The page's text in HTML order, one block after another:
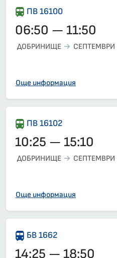
ПВ 16100
06:50 — 11:50
ДОБРИНИЩЕ СЕПТЕМВРИ
Още информация
ПВ 16102
10:25 — 15:10
ДОБРИНИЩЕ СЕПТЕМВРИ
Още информация
БВ 1662
14:25 — 18:50